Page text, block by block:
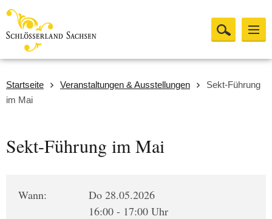
Startseite Veranstaltungen & Ausstellungen
Sekt-Führung
im Mai
Sekt-Führung im Mai
Wann:
Do 28.05.2026
16:00 - 17:00 Uhr